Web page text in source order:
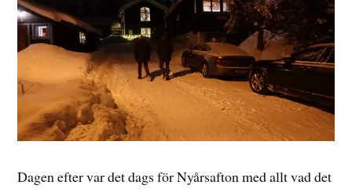
Dagen efter var det dags för Nyårsafton med allt vad det